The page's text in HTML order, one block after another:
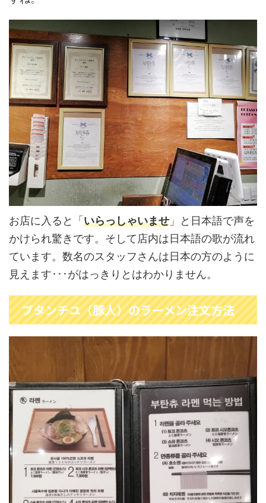
お店に入ると「 いらっしゃいませ 」と日本語で声を
かけられ驚きです。そして店内は日本語の歌が流れ
ています。数名のスタッフさんは日本の方のように
見えます･･･がはっきりとはわかりません。
ブタンチユ（豚人）のラーメン注文方法